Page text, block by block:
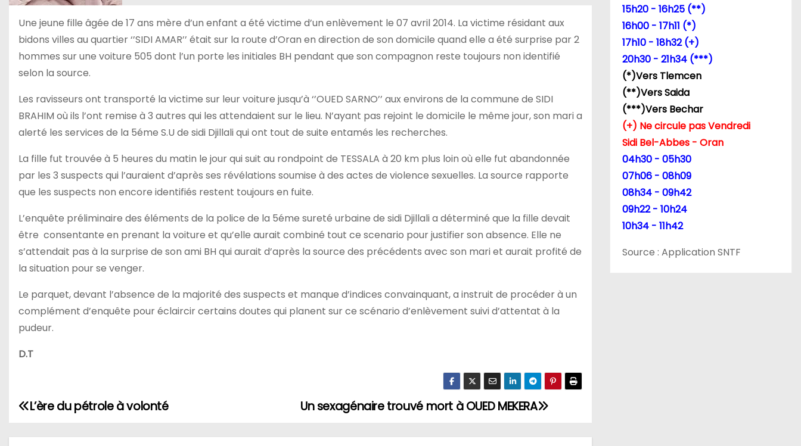
Une jeune fille âgée de 17 ans mère d’un enfant a été victime d’un enlèvement le 07 avril 2014. La victime résidant aux
bidons villes au quartier ‘’SIDI AMAR’’ était sur la route d’Oran en direction de son domicile quand elle a été surprise par 2
hommes sur une voiture 505 dont l’un porte les initiales BH pendant que son compagnon reste toujours non identifié
selon la source.
Les ravisseurs ont transporté la victime sur leur voiture jusqu’à ‘’OUED SARNO’’ aux environs de la commune de SIDI
BRAHIM où ils l’ont remise à 3 autres qui les attendaient sur le lieu. N’ayant pas rejoint le domicile le même jour, son mari a
alerté les services de la 5éme S.U de sidi Djillali qui ont tout de suite entamés les recherches.
La fille fut trouvée à 5 heures du matin le jour qui suit au rondpoint de TESSALA à 20 km plus loin où elle fut abandonnée
par les 3 suspects qui l’auraient d’après ses révélations soumise à des actes de violence sexuelles. La source rapporte
que les suspects non encore identifiés restent toujours en fuite.
L’enquête préliminaire des éléments de la police de la 5éme sureté urbaine de sidi Djillali a déterminé que la fille devait
être consentante en prenant la voiture et qu’elle aurait combiné tout ce scenario pour justifier son absence. Elle ne
s’attendait pas à la surprise de son ami BH qui aurait d’après la source des précédents avec son mari et aurait profité de
la situation pour se venger.
Le parquet, devant l’absence de la majorité des suspects et manque d’indices convainquant, a instruit de procéder à un
complément d’enquête pour éclaircir certains doutes qui planent sur ce scénario d’enlèvement suivi d’attentat à la
pudeur.
D.T
N
a
Un sexagénaire trouvé mort à OUED MEKERA
L’ère du pétrole à volonté
15h20 - 16h25 (**)
16h00 - 17h11 (*)
17h10 - 18h32 (+)
20h30 - 21h34 (***)
(*)Vers Tlemcen
(**)Vers Saida
(***)Vers Bechar
(+) Ne circule pas Vendredi
Sidi Bel-Abbes - Oran
04h30 - 05h30
07h06 - 08h09
08h34 - 09h42
09h22 - 10h24
10h34 - 11h42
Source : Application SNTF